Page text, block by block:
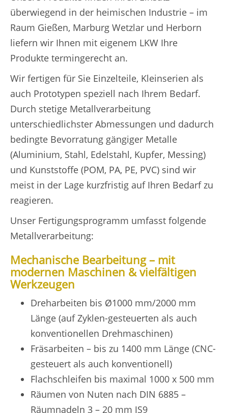
überwiegend in der heimischen Industrie – im
Raum Gießen, Marburg Wetzlar und Herborn
liefern wir Ihnen mit eigenem LKW Ihre
Produkte termingerecht an.
Wir fertigen für Sie Einzelteile, Kleinserien als
auch Prototypen speziell nach Ihrem Bedarf.
Durch stetige Metallverarbeitung
unterschiedlichster Abmessungen und dadurch
bedingte Bevorratung gängiger Metalle
(Aluminium, Stahl, Edelstahl, Kupfer, Messing)
und Kunststoffe (POM, PA, PE, PVC) sind wir
meist in der Lage kurzfristig auf Ihren Bedarf zu
reagieren.
Unser Fertigungsprogramm umfasst folgende
Metallverarbeitung:
Mechanische Bearbeitung– mit
modernen Maschinen & vielfältigen
Werkzeugen
Dreharbeiten bis Ø1000 mm/2000 mm
Länge (auf Zyklen-gesteuerten als auch
konventionellen Drehmaschinen)
Fräsarbeiten – bis zu 1400 mm Länge (CNC-
gesteuert als auch konventionell)
Flachschleifen bis maximal 1000 x 500 mm
Räumen von Nuten nach DIN 6885 –
Räumnadeln 3 – 20 mm JS9